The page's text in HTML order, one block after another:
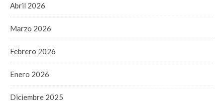
Abril 2026
Marzo 2026
Febrero 2026
Enero 2026
Diciembre 2025